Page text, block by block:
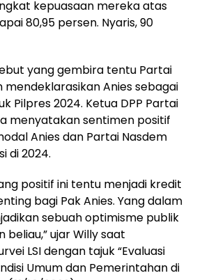
kepuasaan mereka atas
80,95 persen. Nyaris, 90
yang gembira tentu Partai
mendeklarasikan Anies sebagai
Pilpres 2024. Ketua DPP Partai
menyatakan sentimen positif
Anies dan Partai Nasdem
di 2024.
positif ini tentu menjadi kredit
bagi Pak Anies. Yang dalam
sebuah optimisme publik
ujar Willy saat
LSI dengan tajuk “Evaluasi
Umum dan Pemerintahan di